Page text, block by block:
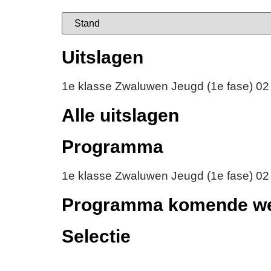
Uitslagen
1e klasse Zwaluwen Jeugd (1e fase) 02
Alle uitslagen
Programma
1e klasse Zwaluwen Jeugd (1e fase) 02
Programma komende
Selectie